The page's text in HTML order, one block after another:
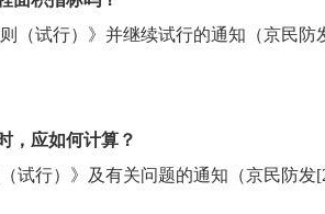
试行）》并继续试行的通知（京民
，应如何计算？
行）》及有关问题的通知（京民防